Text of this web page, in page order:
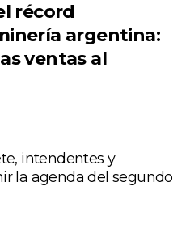
récord
argentina:
ventas al
intendentes y
la agenda del segundo